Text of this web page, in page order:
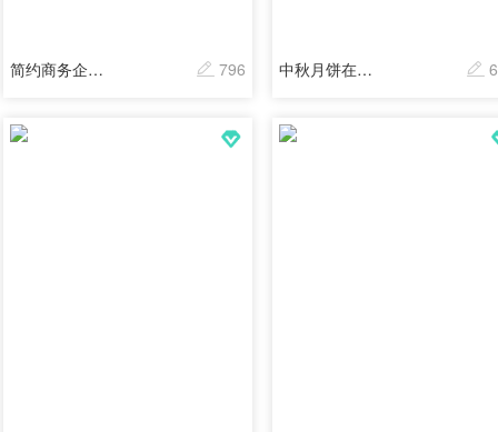
简约商务企业商品订单 796 中秋月饼在线预定团购登记表